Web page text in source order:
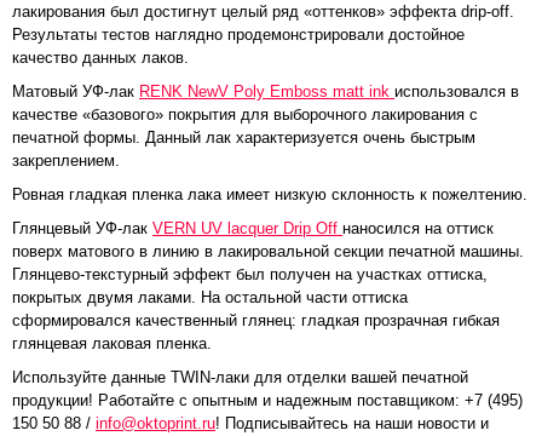
лакирования был достигнут целый ряд «оттенков» эффекта drip-off.
Результаты тестов наглядно продемонстрировали достойное
качество данных лаков.
Матовый УФ-лак RENK NewV Poly Emboss matt ink использовался в
качестве «базового» покрытия для выборочного лакирования с
печатной формы. Данный лак характеризуется очень быстрым
закреплением.
Ровная гладкая пленка лака имеет низкую склонность к пожелтению.
Глянцевый УФ-лак VERN UV lacquer Drip Off наносился на оттиск
поверх матового в линию в лакировальной секции печатной машины.
Глянцево-текстурный эффект был получен на участках оттиска,
покрытых двумя лаками. На остальной части оттиска
сформировался качественный глянец: гладкая прозрачная гибкая
глянцевая лаковая пленка.
Используйте данные TWIN-лаки для отделки вашей печатной
продукции! Работайте с опытным и надежным поставщиком: +7 (495)
150 50 88 / info@oktoprint.ru! Подписывайтесь на наши новости и